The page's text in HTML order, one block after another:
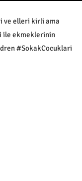
ve elleri kirli ama
ile ekmeklerinin
#SokakCocuklari